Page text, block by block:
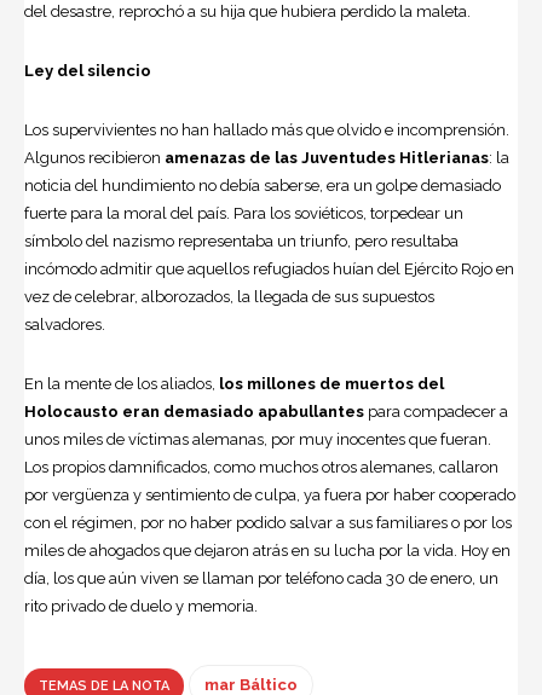
del desastre, reprochó a su hija que hubiera perdido la maleta.
Ley del silencio
Los supervivientes no han hallado más que olvido e incomprensión.
Algunos recibieron amenazas de las Juventudes Hitlerianas: la
noticia del hundimiento no debía saberse, era un golpe demasiado
fuerte para la moral del país. Para los soviéticos, torpedear un
símbolo del nazismo representaba un triunfo, pero resultaba
incómodo admitir que aquellos refugiados huían del Ejército Rojo en
vez de celebrar, alborozados, la llegada de sus supuestos
salvadores.
En la mente de los aliados, los millones de muertos del
Holocausto eran demasiado apabullantes para compadecer a
unos miles de víctimas alemanas, por muy inocentes que fueran.
Los propios damnificados, como muchos otros alemanes, callaron
por vergüenza y sentimiento de culpa, ya fuera por haber cooperado
con el régimen, por no haber podido salvar a sus familiares o por los
miles de ahogados que dejaron atrás en su lucha por la vida. Hoy en
día, los que aún viven se llaman por teléfono cada 30 de enero, un
rito privado de duelo y memoria.
TEMAS DE LA NOTA mar Báltico